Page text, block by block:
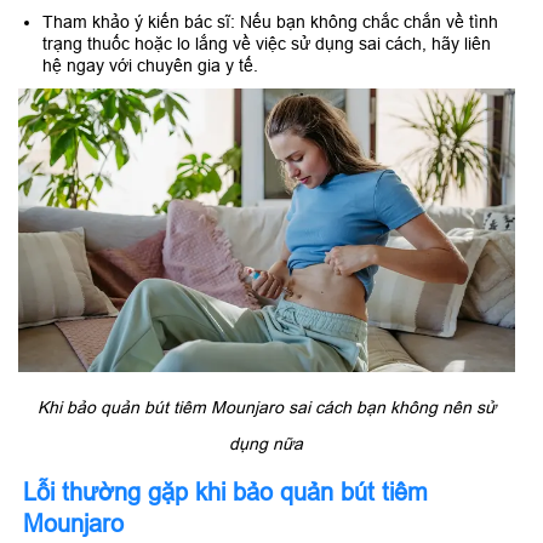
Tham khảo ý kiến bác sĩ: Nếu bạn không chắc chắn về tình
trạng thuốc hoặc lo lắng về việc sử dụng sai cách, hãy liên
hệ ngay với chuyên gia y tế.
Khi bảo quản bút tiêm Mounjaro sai cách bạn không nên sử
dụng nữa
Lỗi thường gặp khi bảo quản bút tiêm
Mounjaro